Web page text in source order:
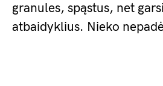
granules, spąstus, net
atbaidyklius. Nieko